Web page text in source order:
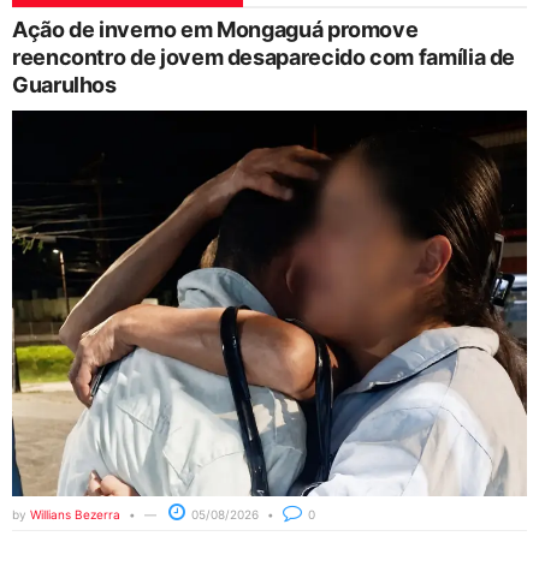
Ação de inverno em Mongaguá promove
reencontro de jovem desaparecido com família de
Guarulhos
by Willians Bezerra 05/08/2026 0